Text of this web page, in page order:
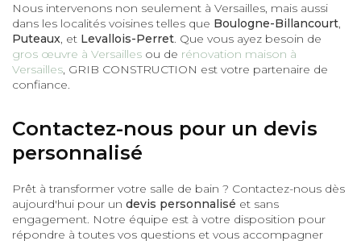
Nous intervenons non seulement à Versailles, mais aussi
dans les localités voisines telles que Boulogne-Billancourt,
Puteaux, et Levallois-Perret. Que vous ayez besoin de
gros œuvre à Versailles ou de rénovation maison à
Versailles, GRIB CONSTRUCTION est votre partenaire de
confiance.
Contactez-nous pour un devis
personnalisé
Prêt à transformer votre salle de bain ? Contactez-nous dès
aujourd'hui pour un devis personnalisé et sans
engagement. Notre équipe est à votre disposition pour
répondre à toutes vos questions et vous accompagner